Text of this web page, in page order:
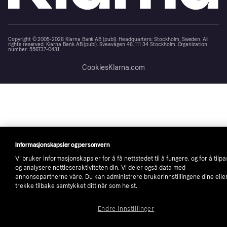
Copyright © 2005-2026 Klarna Bank AB (publ). Headquarters: Stockholm, Sweden. All
rights reserved. Klarna Bank AB (publ). Sveavägen 46, 111 34 Stockholm. Organization
number: 556737-0431
CookiesKlarna.com
Informasjonskapsler og personvern
Vi bruker informasjonskapsler for å få nettstedet til å fungere, og for å
og analysere nettleseraktiviteten din. Vi deler også data med
annonsepartnerne våre. Du kan administrere brukerinnstillingene dine
trekke tilbake samtykket ditt når som helst.
Endre innstillinger